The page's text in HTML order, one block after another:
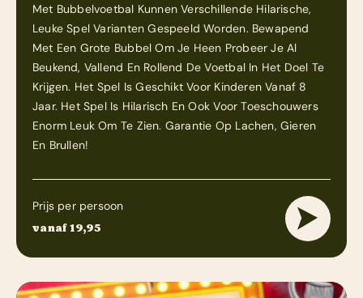
Met Bubbelvoetbal Kunnen Verschillende Hilarische,
Leuke Spel Varianten Gespeeld Worden. Bewapend
Met Een Grote Bubbel Om Je Heen Probeer Je Al
Beukend, Vallend En Rollend De Voetbal In Het Doel Te
Krijgen. Het Spel Is Geschikt Voor Kinderen Vanaf 8
Jaar. Het Spel Is Hilarisch En Ook Voor Toeschouwers
Enorm Leuk Om Te Zien. Garantie Op Lachen, Gieren
En Brullen!
Prijs per persoon
vanaf 19,95